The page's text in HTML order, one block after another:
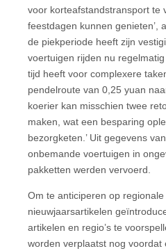
voor korteafstandstransport te
feestdagen kunnen genieten’,
de piekperiode heeft zijn
voertuigen rijden nu
tijd heeft voor complexere
pendelroute van 0,25 yuan
koerier kan misschien twee
maken, wat een besparing
bezorgketen.’ Uit gegevens van
onbemande voertuigen in
pakketten werden vervoerd.
Om te anticiperen op
nieuwjaarsartikelen
artikelen en regio’s te
worden verplaatst nog voordat